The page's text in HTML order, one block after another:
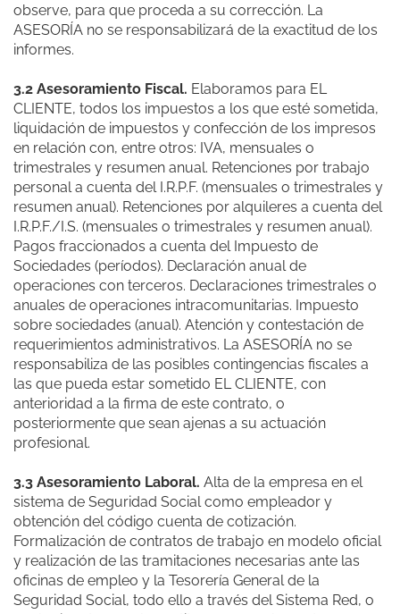
observe, para que proceda a su corrección. La
ASESORÍA no se responsabilizará de la exactitud de los
informes.
3.2 Asesoramiento Fiscal. Elaboramos para EL
CLIENTE, todos los impuestos a los que esté sometida,
liquidación de impuestos y confección de los impresos
en relación con, entre otros: IVA, mensuales o
trimestrales y resumen anual. Retenciones por trabajo
personal a cuenta del I.R.P.F. (mensuales o trimestrales y
resumen anual). Retenciones por alquileres a cuenta del
I.R.P.F./I.S. (mensuales o trimestrales y resumen anual).
Pagos fraccionados a cuenta del Impuesto de
Sociedades (períodos). Declaración anual de
operaciones con terceros. Declaraciones trimestrales o
anuales de operaciones intracomunitarias. Impuesto
sobre sociedades (anual). Atención y contestación de
requerimientos administrativos. La ASESORÍA no se
responsabiliza de las posibles contingencias fiscales a
las que pueda estar sometido EL CLIENTE, con
anterioridad a la firma de este contrato, o
posteriormente que sean ajenas a su actuación
profesional.
3.3 Asesoramiento Laboral. Alta de la empresa en el
sistema de Seguridad Social como empleador y
obtención del código cuenta de cotización.
Formalización de contratos de trabajo en modelo oficial
y realización de las tramitaciones necesarias ante las
oficinas de empleo y la Tesorería General de la
Seguridad Social, todo ello a través del Sistema Red, o